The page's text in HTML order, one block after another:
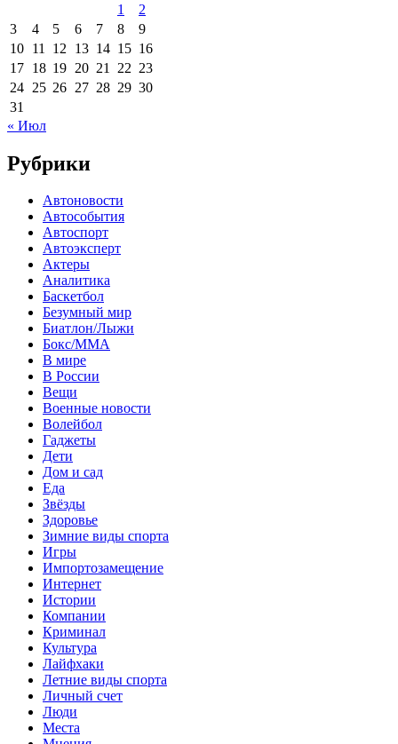
1
2
3
4 5 6 7 8
9
10 11 12 13 14 15 16
17 18 19 20 21 22 23
24 25 26 27 28 29 30
31
« Июл
Рубрики
Автоновости
Автособытия
Автоспорт
Автоэксперт
Актеры
Аналитика
Баскетбол
Безумный мир
Биатлон/Лыжи
Бокс/MMA
В мире
В России
Вещи
Военные новости
Волейбол
Гаджеты
Дети
Дом и сад
Еда
Звёзды
Здоровье
Зимние виды спорта
Игры
Импортозамещение
Интернет
Истории
Компании
Криминал
Культура
Лайфхаки
Летние виды спорта
Личный счет
Люди
Места